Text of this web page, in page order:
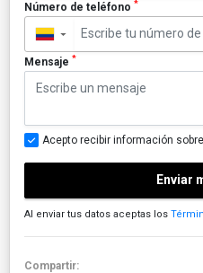
Número de teléfono *
▼
Mensaje *
Acepto recibir información
Enviar
Al enviar tus datos aceptas los
Compartir: